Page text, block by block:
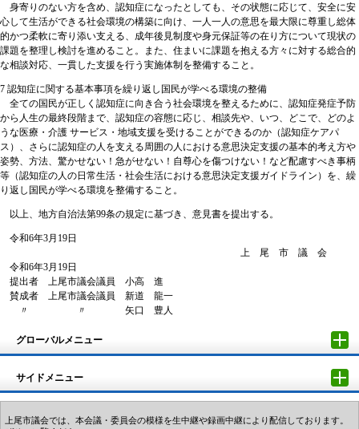
身寄りのない方を含め、認知症になったとしても、その状態に応じて、安全に安
心して生活ができる社会環境の構築に向け、一人一人の意思を最大限に尊重し総体
的かつ柔軟に寄り添い支える、成年後見制度や身元保証等の在り方について現状の
課題を整理し検討を進めること。また、住まいに課題を抱える方々に対する総合的
な相談対応、一貫した支援を行う実施体制を整備すること。
7 認知症に関する基本事項を繰り返し国民が学べる環境の整備
全ての国民が正しく認知症に向き合う社会環境を整えるために、認知症発症予防
から人生の最終段階まで、認知症の容態に応じ、相談先や、いつ、どこで、どのよ
うな医療・介護 サービス・地域支援を受けることができるのか（認知症ケアパ
ス）、さらに認知症の人を支える周囲の人における意思決定支援の基本的考え方や
姿勢、方法、驚かせない！急がせない！自尊心を傷つけない！など配慮すべき事柄
等（認知症の人の日常生活・社会生活における意思決定支援ガイドライン）を、繰
り返し国民が学べる環境を整備すること。
以上、地方自治法第99条の規定に基づき、意見書を提出する。
令和6年3月19日
上 尾 市 議 会
令和6年3月19日
提出者 上尾市議会議員 小高 進
賛成者 上尾市議会議員 新道 龍一
〃 〃 矢口 豊人
グローバルメニュー
サイドメニュー
上尾市議会では、本会議・委員会の模様を生中継や録画中継により配信しております。